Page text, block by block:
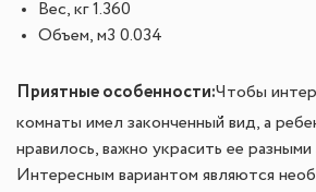
Вес, кг 1.360
Объем, м3 0.034
Приятные особенности:Чтобы
комнаты имел законченный вид, а
нравилось, важно украсить ее разными
Интересным вариантом являются